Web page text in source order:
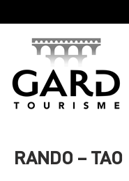
RANDO – TAO